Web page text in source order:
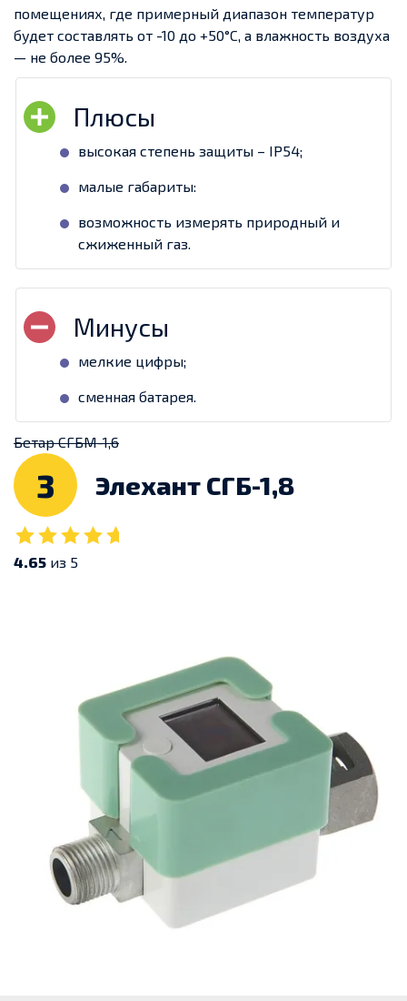
помещениях, где примерный диапазон температур
будет составлять от -10 до +50°C, а влажность воздуха
— не более 95%.
высокая степень защиты – IP54;
малые габариты:
возможность измерять природный и
сжиженный газ.
мелкие цифры;
сменная батарея.
Бетар СГБМ-1,6
3 Элехант СГБ-1,8
4.65 из 5